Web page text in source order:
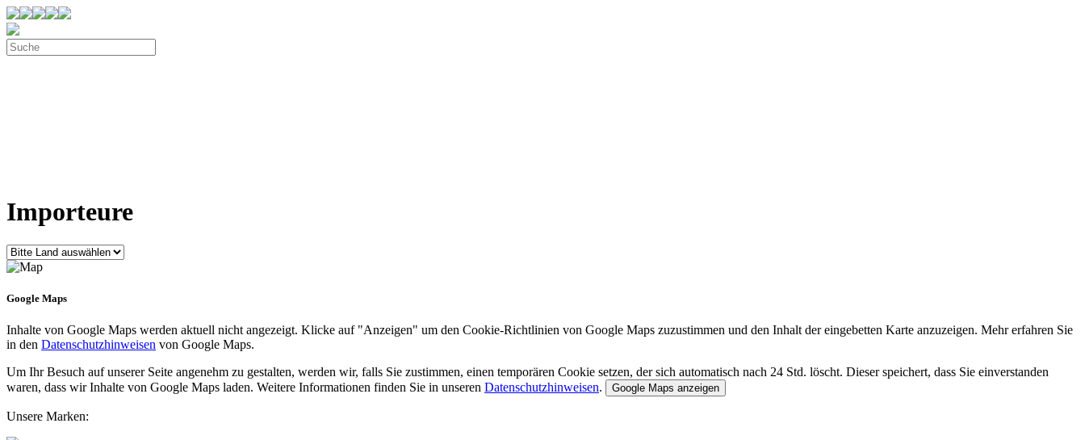
Importeure
Google Maps
Inhalte von Google Maps werden aktuell nicht angezeigt. Klicke auf "Anzeigen" um den Cookie-Richtlinien von Google Maps zuzustimmen und den Inhalt der eingebetten Karte anzuzeigen. Mehr erfahren Sie
in den Datenschutzhinweisen von Google Maps.
Um Ihr Besuch auf unserer Seite angenehm zu gestalten, werden wir, falls Sie zustimmen, einen temporären Cookie setzen, der sich automatisch nach 24 Std. löscht. Dieser speichert, dass Sie einverstanden
waren, dass wir Inhalte von Google Maps laden. Weitere Informationen finden Sie in unseren Datenschutzhinweisen. Google Maps anzeigen
Unsere Marken: